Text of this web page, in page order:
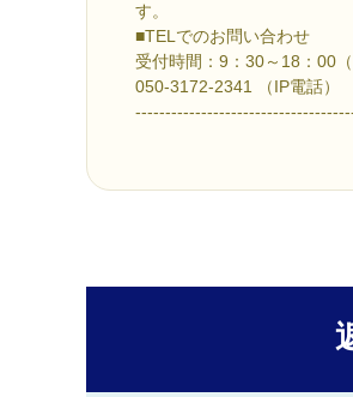
す。
■TELでのお問い合わせ
受付時間：9：30～18：00
050-3172-2341 （IP電話）